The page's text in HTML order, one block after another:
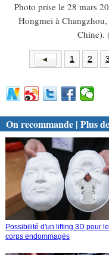
Photo prise le 28 mars
Hongmei à
Chine).
1 2 3
On recommande | Plus
Possibilité d'un lifting 3D pour
corps endommagés